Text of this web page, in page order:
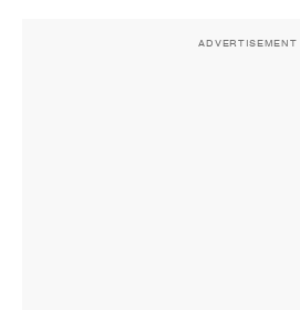
ADVERTISEMENT